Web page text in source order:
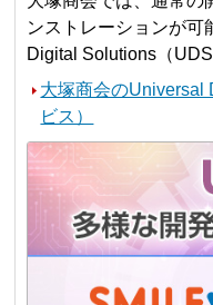
ンストレーションが可
Digital Solutions（
大塚商会のUniversal
ビス）